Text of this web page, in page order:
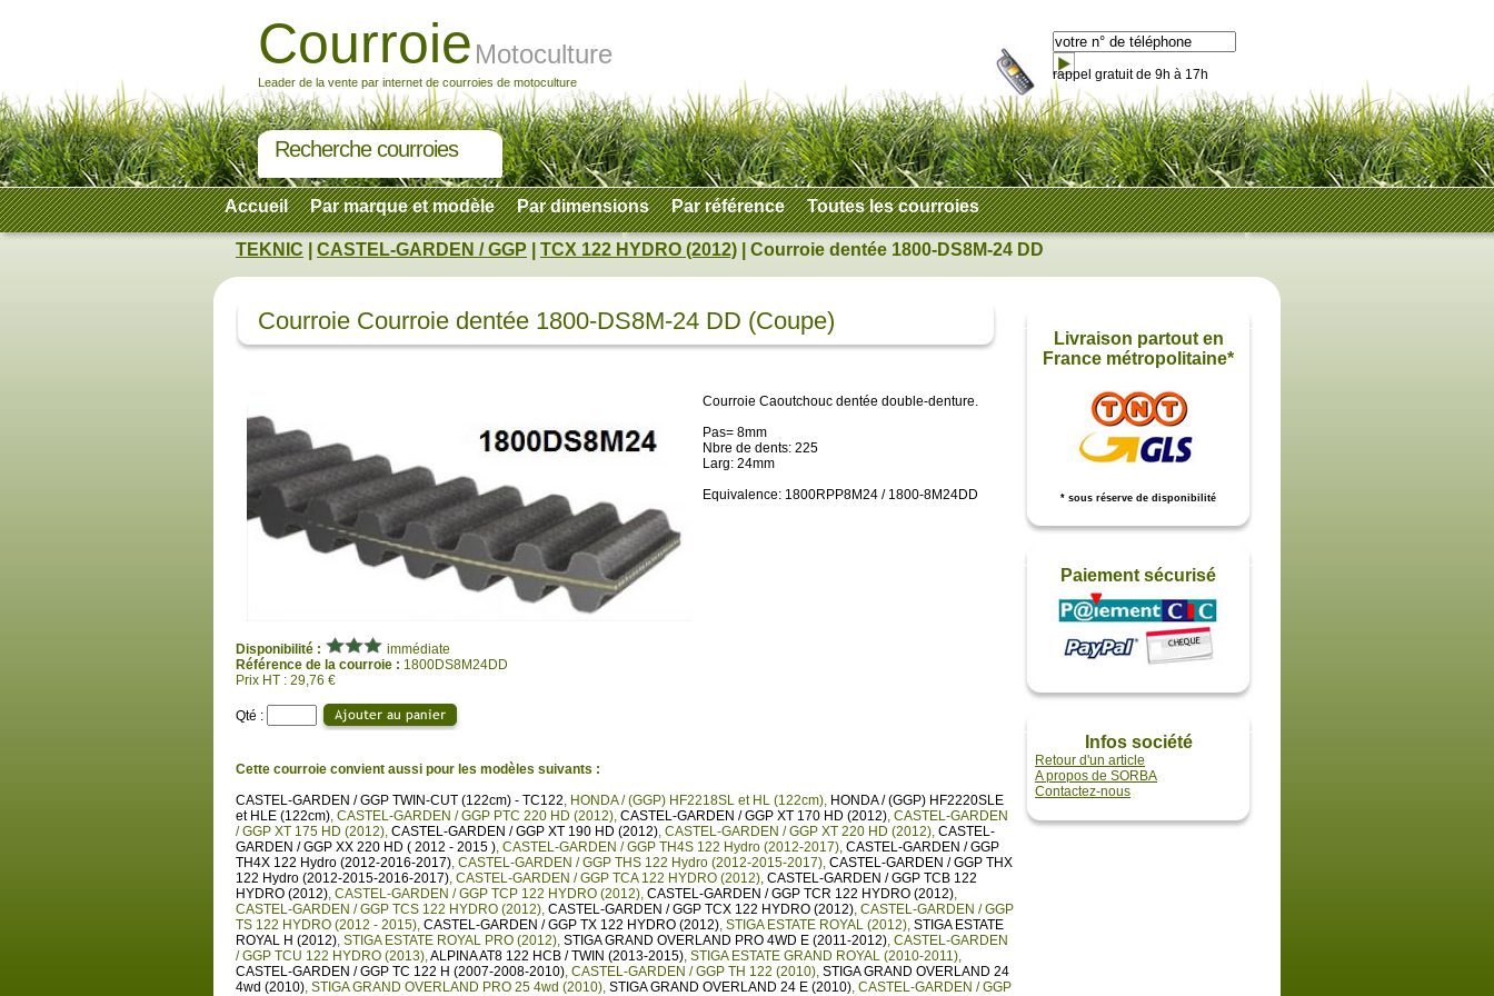
Courroie Motoculture
Leader de la vente par internet de courroies de motoculture
Recherche courroies
rappel gratuit de 9h à 17h
Accueil Par marque et modèle Par dimensions Par référence Toutes les courroies
TEKNIC CASTEL-GARDEN / GGP TCX 122 HYDRO (2012) | Courroie dentée 1800-DS8M-24 DD
Courroie Courroie dentée 1800-DS8M-24 DD (Coupe)
Courroie Caoutchouc dentée double-denture.
Pas= 8mm
Nbre de dents: 225
Larg: 24mm
Equivalence: 1800RPP8M24 / 1800-8M24DD
Disponibilité :
immédiate
Référence de la courroie : 1800DS8M24DD
Prix HT : 29,76 €
Qté :
Cette courroie convient aussi pour les modèles suivants :
CASTEL-GARDEN / GGP TWIN-CUT (122cm) - TC122, HONDA / (GGP) HF2218SL et HL (122cm), HONDA / (GGP) HF2220SLE
et HLE (122cm), CASTEL-GARDEN / GGP PTC 220 HD (2012), CASTEL-GARDEN / GGP XT 170 HD (2012), CASTEL-GARDEN
/ GGP XT 175 HD (2012), CASTEL-GARDEN / GGP XT 190 HD (2012), CASTEL-GARDEN / GGP XT 220 HD (2012), CASTEL-
GARDEN / GGP XX 220 HD ( 2012 - 2015 ), CASTEL-GARDEN / GGP TH4S 122 Hydro (2012-2017), CASTEL-GARDEN / GGP
TH4X 122 Hydro (2012-2016-2017), CASTEL-GARDEN / GGP THS 122 Hydro (2012-2015-2017), CASTEL-GARDEN / GGP THX
122 Hydro (2012-2015-2016-2017), CASTEL-GARDEN / GGP TCA 122 HYDRO (2012), CASTEL-GARDEN / GGP TCB 122
HYDRO (2012), CASTEL-GARDEN / GGP TCP 122 HYDRO (2012), CASTEL-GARDEN / GGP TCR 122 HYDRO (2012),
CASTEL-GARDEN / GGP TCS 122 HYDRO (2012), CASTEL-GARDEN / GGP TCX 122 HYDRO (2012), CASTEL-GARDEN / GGP
TS 122 HYDRO (2012 - 2015), CASTEL-GARDEN / GGP TX 122 HYDRO (2012), STIGA ESTATE ROYAL (2012), STIGA ESTATE
ROYAL H (2012), STIGA ESTATE ROYAL PRO (2012), STIGA GRAND OVERLAND PRO 4WD E (2011-2012), CASTEL-GARDEN
/ GGP TCU 122 HYDRO (2013),ALPINA AT8 122 HCB / TWIN (2013-2015), STIGA ESTATE GRAND ROYAL (2010-2011),
CASTEL-GARDEN / GGP TC 122 H (2007-2008-2010), CASTEL-GARDEN / GGP TH 122 (2010), STIGA GRAND OVERLAND 24
4wd (2010), STIGA GRAND OVERLAND PRO 25 4wd (2010), STIGA GRAND OVERLAND 24 E (2010), CASTEL-GARDEN / GGP
Livraison partout en
France métropolitaine*
* sous réserve de disponibilité
Paiement sécurisé
Infos société
Retour d'un article
A propos de SORBA
Contactez-nous